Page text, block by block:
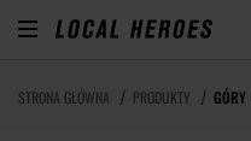
STRONA GŁÓWNA PRODUKTY GÓRY